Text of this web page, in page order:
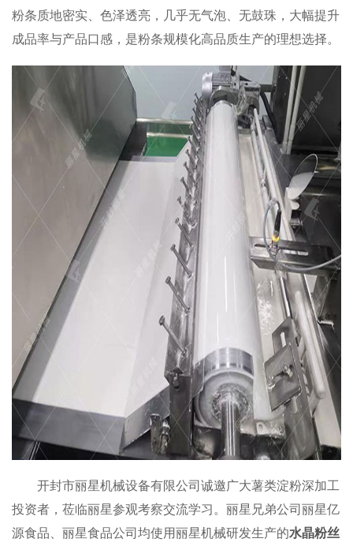
粉条质地密实、色泽透亮，几乎无气泡、无鼓珠，大幅提升
成品率与产品口感，是粉条规模化高品质生产的理想选择。
开封市丽星机械设备有限公司诚邀广大薯类淀粉深加工
投资者，莅临丽星参观考察交流学习。丽星兄弟公司丽星亿
源食品、丽星食品公司均使用丽星机械研发生产的水晶粉丝